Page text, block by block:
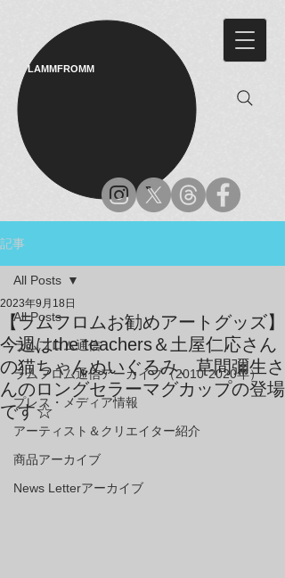
LAMMFROMM​
記事
All Posts
ラムフロム通信
ラムフロム通信アーカイブ（2010-2020年）
プレス・メディア情報
アーティスト＆クリエイター紹介
商品アーカイブ
News Letterアーカイブ
All Posts
【ラムフロムお勧めアートグッズ】
今週はthe teachers＆土屋仁応さん
の猫ちゃんぬいぐるみ、草間彌生さ
んのロングセラーマグカップの登場
です☆
2023年9月18日